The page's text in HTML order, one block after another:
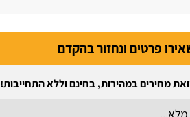
פרטים ונחזור בהקדם
מחירים במהירות, בחינם וללא התחייבות!